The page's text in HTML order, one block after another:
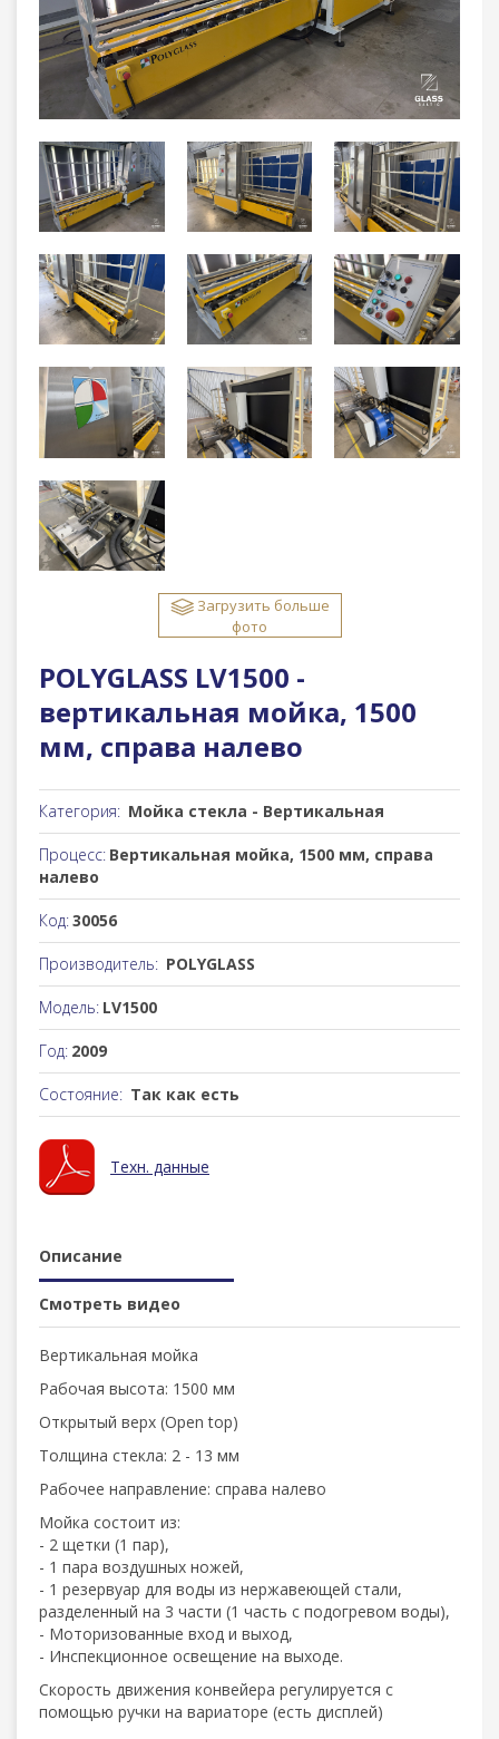
Загрузить больше
фото
POLYGLASS LV1500 -
вертикальная мойка, 1500
мм, справа налево
Категория: Мойка стекла - Вертикальная
Процесс: Вертикальная мойка, 1500 мм, справа
налево
Код:30056
Производитель: POLYGLASS
Модель: LV1500
Год: 2009
Состояние: Так как есть
Техн. данные
Описание
Смотреть видео
Вертикальная мойка
Pабочая высота: 1500 мм
Открытый верх (Open top)
Толщина стекла: 2 - 13 мм
Рабочее направление: справа налево
Мойка состоит из:
- 2 щетки (1 пар),
- 1 пара воздушных ножей,
- 1 резервуар для воды из нержавеющей стали,
разделенный на 3 части (1 часть с подогревом воды),
- Моторизованные вход и выход,
- Инспекционное освещение на выходе.
Скорость движения конвейера регулируется с
помощью ручки на вариаторе (есть дисплей)